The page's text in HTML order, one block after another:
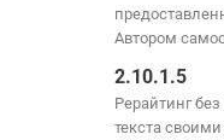
Автором
2.10.1.5
Рерайтинг
текста